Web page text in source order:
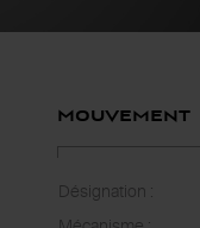
Mouvement
Désignation :